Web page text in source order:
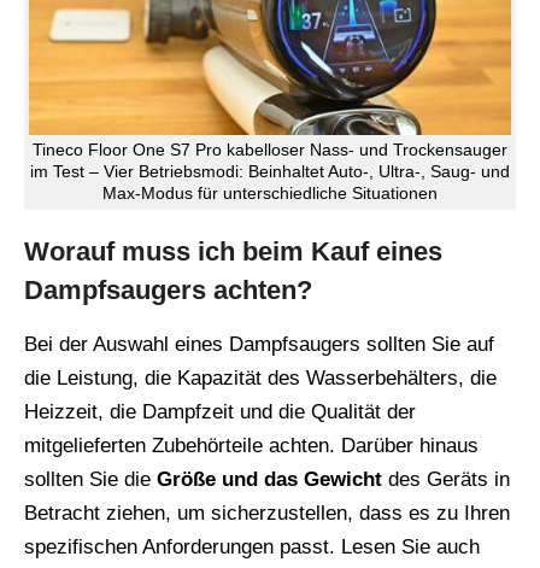
Tineco Floor One S7 Pro kabelloser Nass- und Trockensauger
im Test – Vier Betriebsmodi: Beinhaltet Auto-, Ultra-, Saug- und
Max-Modus für unterschiedliche Situationen
Worauf muss ich beim Kauf eines
Dampfsaugers achten?
Bei der Auswahl eines Dampfsaugers sollten Sie auf
die Leistung, die Kapazität des Wasserbehälters, die
Heizzeit, die Dampfzeit und die Qualität der
mitgelieferten Zubehörteile achten. Darüber hinaus
sollten Sie die Größe und das Gewicht des Geräts in
Betracht ziehen, um sicherzustellen, dass es zu Ihren
spezifischen Anforderungen passt. Lesen Sie auch